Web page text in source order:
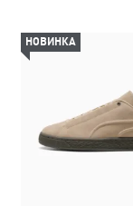
НОВИНКА